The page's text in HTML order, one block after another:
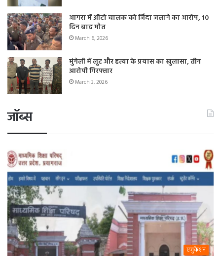
आगरा में ऑटो चालक को जिंदा जलाने का आरोप, 10
दिन बाद मौत
March 6, 2026
मुंगेली में लूट और हत्या के प्रयास का खुलासा, तीन
आरोपी गिरफ्तार
March 3, 2026
जॉब्स
एजुकेशन